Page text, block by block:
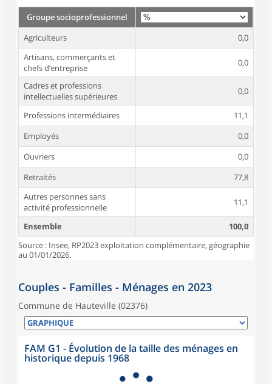
Groupe socioprofessionnel
Agriculteurs
0,0
Artisans, commerçants et
chefs d’entreprise
0,0
Cadres et professions
intellectuelles supérieures
0,0
Professions intermédiaires
11,1
Employés
0,0
Ouvriers
0,0
Retraités
77,8
Autres personnes sans
activité professionnelle
11,1
Ensemble
100,0
Source : Insee, RP2023 exploitation complémentaire, géographie
au 01/01/2026.
Couples - Familles - Ménages en 2023
Commune de Hauteville (02376)
FAM G1 - Évolution de la taille des ménages en
historique depuis 1968